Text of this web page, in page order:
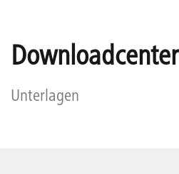
Downloadcenter
Unterlagen